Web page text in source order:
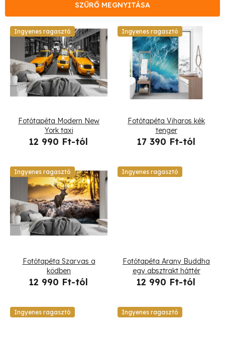
k
k
r
e
é
s
SZŰRŐ MEGNYITÁSA
T
e
r
m
k
s
a
Ingyenes ragasztó
Fotótapéta Modern New
York taxi
12 990 Ft-tól
Ingyenes ragasztó
Fotótapéta Viharos kék
tenger
17 390 Ft-tól
Ingyenes ragasztó
Fotótapéta Szarvas a
ködben
12 990 Ft-tól
Ingyenes ragasztó
Fotótapéta Arany Buddha
egy absztrakt háttér
12 990 Ft-tól
Ingyenes ragasztó Ingyenes ragasztó